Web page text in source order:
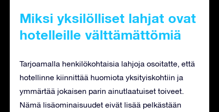
Miksi yksilölliset lahjat ovat
hotelleille välttämättömiä
Tarjoamalla henkilökohtaisia lahjoja osoitatte, että
hotellinne kiinnittää huomiota yksityiskohtiin ja
ymmärtää jokaisen parin ainutlaatuiset toiveet.
Nämä lisäominaisuudet eivät lisää pelkästään